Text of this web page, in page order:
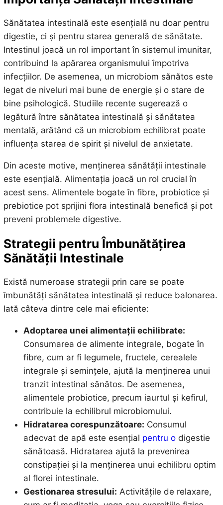
Sănătatea intestinală este esențială nu doar pentru
digestie, ci și pentru starea generală de sănătate.
Intestinul joacă un rol important în sistemul imunitar,
contribuind la apărarea organismului împotriva
infecțiilor. De asemenea, un microbiom sănătos este
legat de niveluri mai bune de energie și o stare de
bine psihologică. Studiile recente sugerează o
legătură între sănătatea intestinală și sănătatea
mentală, arătând că un microbiom echilibrat poate
influența starea de spirit și nivelul de anxietate.
Din aceste motive, menținerea sănătății intestinale
este esențială. Alimentația joacă un rol crucial în
acest sens. Alimentele bogate în fibre, probiotice și
prebiotice pot sprijini flora intestinală benefică și pot
preveni problemele digestive.
Strategii pentru Îmbunătățirea
Sănătății Intestinale
Există numeroase strategii prin care se poate
îmbunătăți sănătatea intestinală și reduce balonarea.
Iată câteva dintre cele mai eficiente:
Adoptarea unei alimentații echilibrate:
Consumarea de alimente integrale, bogate în
fibre, cum ar fi legumele, fructele, cerealele
integrale și semințele, ajută la menținerea unui
tranzit intestinal sănătos. De asemenea,
alimentele probiotice, precum iaurtul și kefirul,
contribuie la echilibrul microbiomului.
Hidratarea corespunzătoare: Consumul
adecvat de apă este esențial pentru odigestie
sănătoasă. Hidratarea ajută la prevenirea
constipației și la menținerea unui echilibru optim
al florei intestinale.
Gestionarea stresului: Activitățile de relaxare,